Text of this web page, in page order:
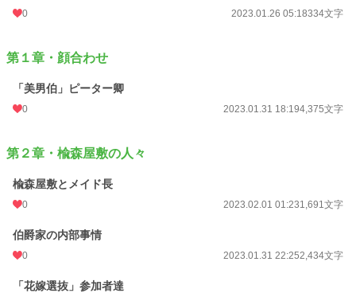
お気に入り
文字数 13,117
更新日時 2023.02.25 12:38
週間ポイント 0 pt (228,656 位)
月間ポイント 0 pt (228,656 位)
年間ポイント
累計ポイント 3,815 pt (137,071 位)
0 2023.01.26 05:18334文字
第１章・顔合わせ
「美男伯」ピーター卿
0 2023.01.31 18:194,375文字
第２章・楡森屋敷の人々
楡森屋敷とメイド長
0 2023.02.01 01:231,691文字
伯爵家の内部事情
0 2023.01.31 22:252,434文字
「花嫁選抜」参加者達